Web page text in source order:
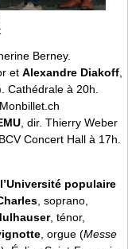
Berney.
et Alexandre Diakoff
Cathédrale à 20h.
, dir. Thierry Weber
Concert Hall à 17h.
populaire
, soprano,
, ténor,
, orgue (Messe